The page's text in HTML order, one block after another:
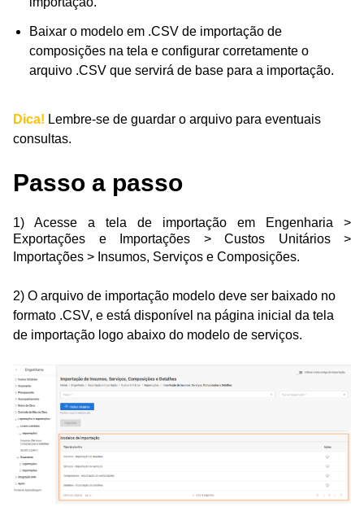
Baixar o modelo em .CSV de importação de
composições na tela e configurar corretamente o
arquivo .CSV que servirá de base para a importação.
Dica! Lembre-se de guardar o arquivo para eventuais
consultas.
Passo a passo
1) Acesse a tela de importação em Engenharia >
Exportações e Importações > Custos Unitários >
Importações > Insumos, Serviços e Composições.
2) O arquivo de importação modelo deve ser baixado no
formato .CSV, e está disponível na página inicial da tela
de importação logo abaixo do modelo de serviços.